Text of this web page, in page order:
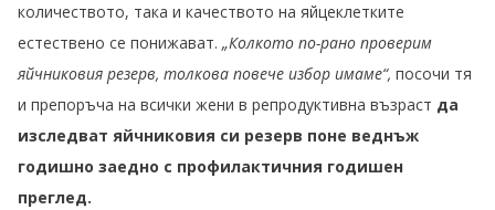
количеството, така и качеството на яйцеклетките
естествено се понижават. „Колкото по-рано проверим
яйчниковия резерв, толкова повече избор имаме“, посочи тя
и препоръча на всички жени в репродуктивна възраст да
изследват яйчниковия си резерв поне веднъж
годишно заедно с профилактичния годишен
преглед.